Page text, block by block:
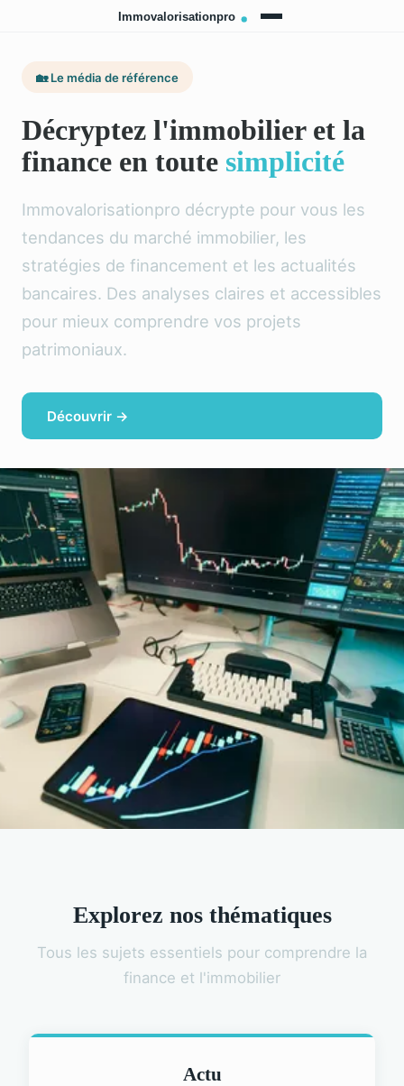
🏡 Le média de référence
Décryptez l'immobilier et la
finance en toute simplicité
Immovalorisationpro décrypte pour vous les
tendances du marché immobilier, les
stratégies de financement et les actualités
bancaires. Des analyses claires et accessibles
pour mieux comprendre vos projets
patrimoniaux.
Découvrir →
Explorez nos thématiques
Tous les sujets essentiels pour comprendre la
finance et l'immobilier
Actu